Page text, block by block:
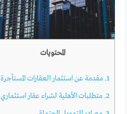
المحتويات
1. مقدمة عن استثمار العقارات المستأجرة
2. متطلبات الأهلية لشراء عقار استثماري